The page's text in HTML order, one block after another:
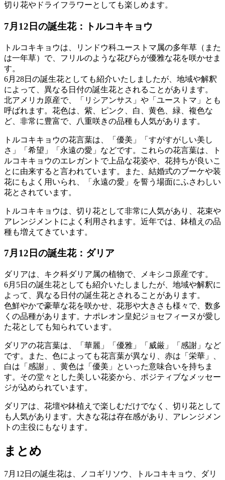
切り花やドライフラワーとしても楽しめます。
7月12日の誕生花：トルコキキョウ
トルコキキョウは、リンドウ科ユーストマ属の多年草（また
は一年草）で、フリルのような花びらが優雅な花を咲かせま
す。
6月28日の誕生花としても紹介いたしましたが、地域や解釈
によって、異なる日付の誕生花とされることがあります。
北アメリカ原産で、「リシアンサス」や「ユーストマ」とも
呼ばれます。花色は、紫、ピンク、白、黄色、緑、複色な
ど、非常に豊富で、八重咲きの品種も人気があります。
トルコキキョウの花言葉は、「優美」「すがすがしい美し
さ」「希望」「永遠の愛」などです。これらの花言葉は、ト
ルコキキョウのエレガントで上品な花姿や、花持ちが良いこ
とに由来すると言われています。また、結婚式のブーケや装
花にもよく用いられ、「永遠の愛」を誓う場面にふさわしい
花とされています。
トルコキキョウは、切り花として非常に人気があり、花束や
アレンジメントによく利用されます。近年では、鉢植えの品
種も増えてきています。
7月12日の誕生花：ダリア
ダリアは、キク科ダリア属の植物で、メキシコ原産です。
6月5日の誕生花としても紹介いたしましたが、地域や解釈に
よって、異なる日付の誕生花とされることがあります。
色鮮やかで豪華な花を咲かせ、花形や大きさも様々で、数多
くの品種があります。ナポレオン皇妃ジョセフィーヌが愛し
た花としても知られています。
ダリアの花言葉は、「華麗」「優雅」「威厳」「感謝」など
です。また、色によっても花言葉が異なり、赤は「栄華」、
白は「感謝」、黄色は「優美」といった意味合いを持ちま
す。その堂々とした美しい花姿から、ポジティブなメッセー
ジが込められています。
ダリアは、花壇や鉢植えで楽しむだけでなく、切り花として
も人気があります。大きな花は存在感があり、アレンジメン
トの主役にもなります。
まとめ
7月12日の誕生花は、ノコギリソウ、トルコキキョウ、ダリ